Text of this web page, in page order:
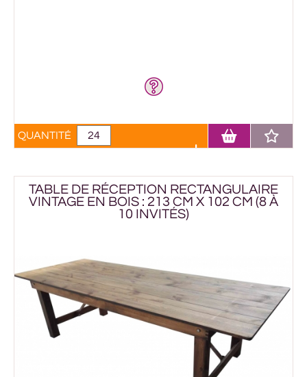
QUANTITÉ
TABLE DE RÉCEPTION RECTANGULAIRE
VINTAGE EN BOIS : 213 CM X 102 CM (8 À
10 INVITÉS)